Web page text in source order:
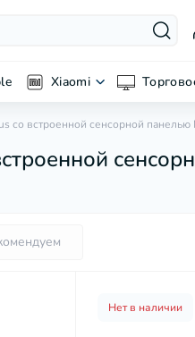
Xiaomi
со встроенной сенсорной
Нет в наличии